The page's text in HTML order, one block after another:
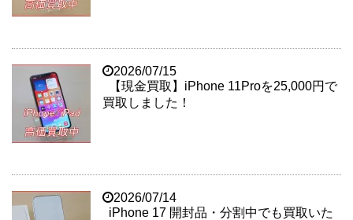
2026/07/15
【現金買取】iPhone 11Proを25,000円で
買取しました！
2026/07/14
iPhone 17 開封品・分割中でも買取いた